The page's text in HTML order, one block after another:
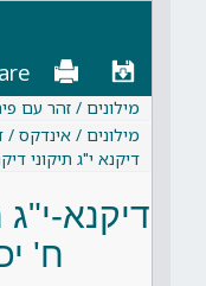
מילונים / זהר עם
מילונים / אינדקס /
דיקנא י"ג תיקוני
דיקנא-י"ג
ח'